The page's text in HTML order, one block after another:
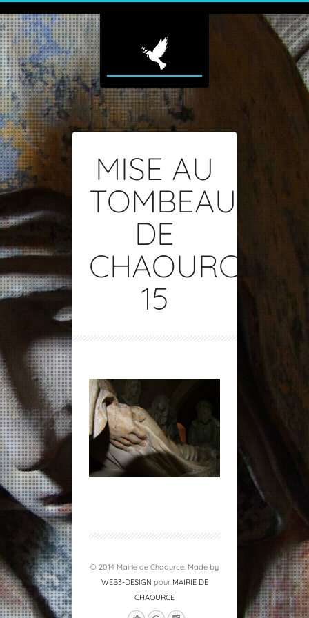
MISE AU
TOMBEAU
DE
CHAOURCE-
15
© 2014 Mairie de Chaource. Made by
WEB3-DESIGN pour MAIRIE DE
CHAOURCE